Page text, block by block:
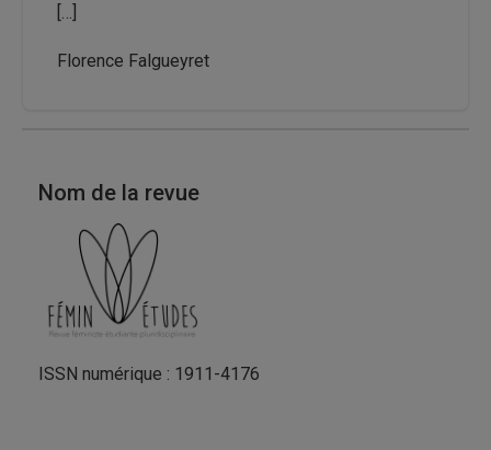
[…]
Florence Falgueyret
Nom de la revue
ISSN numérique : 1911-4176